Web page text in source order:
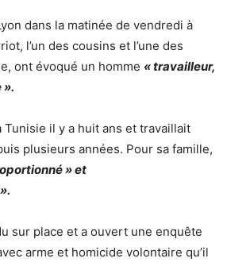
dans la matinée de vendredi à
l’un des cousins et l’une des
ont évoqué un homme « travailleur,
».
il y a huit ans et travaillait
plusieurs années. Pour sa famille,
» et
sur place et a ouvert une enquête
arme et homicide volontaire qu’il